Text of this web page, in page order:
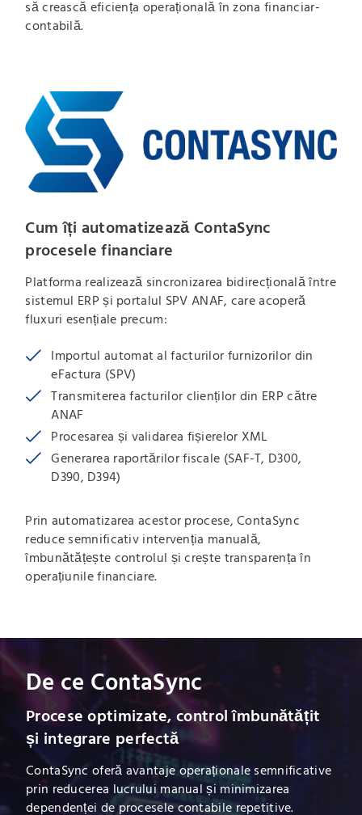
să crească eficiența operațională în zona financiar-
contabilă.
Cum îți automatizează ContaSync
procesele financiare
Platforma realizează sincronizarea bidirecțională între
sistemul ERP și portalul SPV ANAF, care acoperă
fluxuri esențiale precum:
Importul automat al facturilor furnizorilor din
eFactura (SPV)
Transmiterea facturilor clienților din ERP către
ANAF
Procesarea și validarea fișierelor XML
Generarea raportărilor fiscale (SAF-T, D300,
D390, D394)
Prin automatizarea acestor procese, ContaSync
reduce semnificativ intervenția manuală,
îmbunătățește controlul și crește transparența în
operațiunile financiare.
De ce ContaSync
Procese optimizate, control îmbunătățit
și integrare perfectă
ContaSync oferă avantaje operaționale semnificative
prin reducerea lucrului manual și minimizarea
dependenței de procesele contabile repetitive.